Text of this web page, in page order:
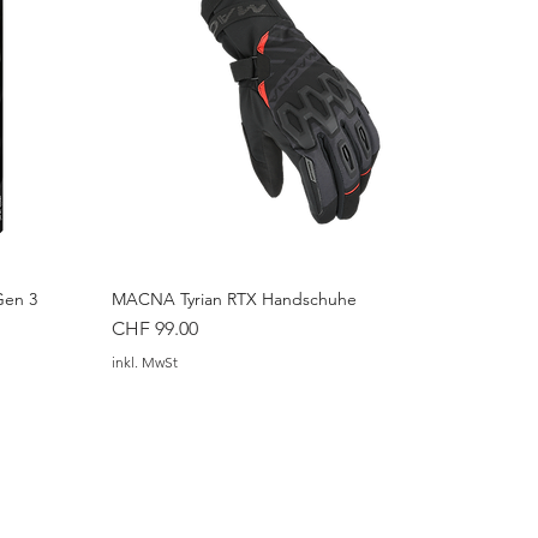
3 MACNA Tyrian RTX Handschuhe
Preis
CHF 99.00
inkl. MwSt